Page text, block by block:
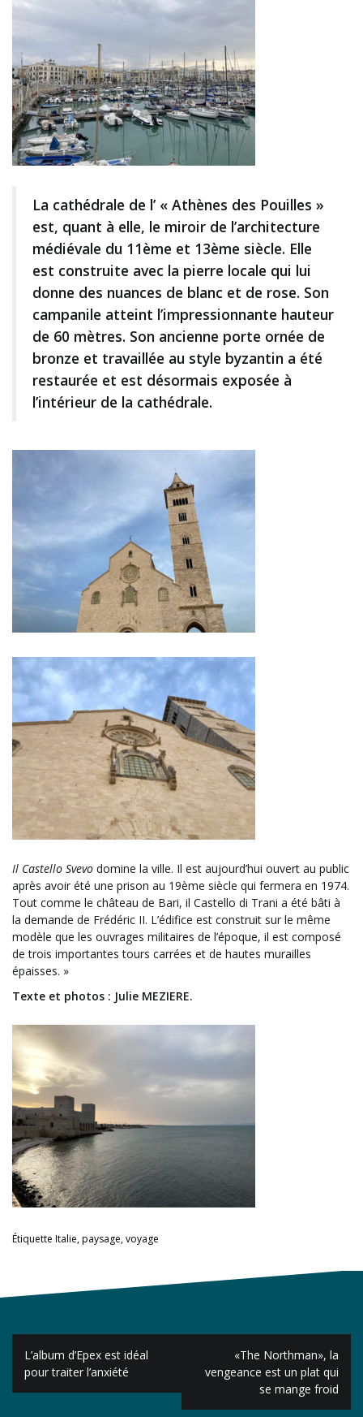
La cathédrale de l’ « Athènes des Pouilles »
est, quant à elle, le miroir de l’architecture
médiévale du 11ème et 13ème siècle. Elle
est construite avec la pierre locale qui lui
donne des nuances de blanc et de rose. Son
campanile atteint l’impressionnante hauteur
de 60 mètres. Son ancienne porte ornée de
bronze et travaillée au style byzantin a été
restaurée et est désormais exposée à
l’intérieur de la cathédrale.
Il Castello Svevo domine la ville. Il est aujourd’hui ouvert au public
après avoir été une prison au 19ème siècle qui fermera en 1974.
Tout comme le château de Bari, il Castello di Trani a été bâti à
la demande de Frédéric II. L’édifice est construit sur le même
modèle que les ouvrages militaires de l’époque, il est composé
de trois importantes tours carrées et de hautes murailles
épaisses. »
Texte et photos : Julie MEZIERE.
Étiquette Italie,paysage,voyage
Navigation
de
l’article
L’album d’Epex est idéal
pour traiter l’anxiété
«The Northman», la
vengeance est un plat qui
se mange froid